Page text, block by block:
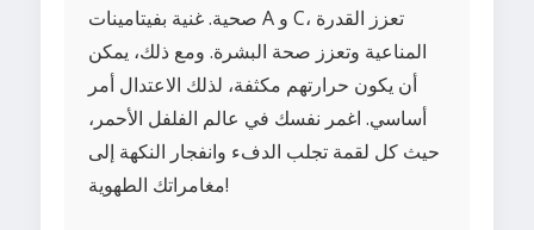
صحية. غنية بفيتامينات A و C، تعزز القدرة
المناعية وتعزز صحة البشرة. ومع ذلك، يمكن
أن يكون حرارتهم مكثفة، لذلك الاعتدال أمر
أساسي. اغمر نفسك في عالم الفلفل الأحمر،
حيث كل لقمة تجلب الدفء وانفجار النكهة إلى
مغامراتك الطهوية!